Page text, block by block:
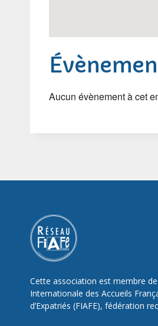
Aucun évènement à cet
Cette association est membre
Internationale des Accueils
d’Expatriés (FIAFE), fédération